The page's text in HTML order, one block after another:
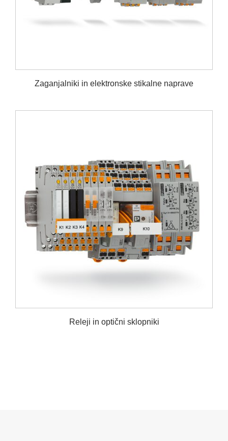
Zaganjalniki in elektronske stikalne naprave
Releji in optični sklopniki